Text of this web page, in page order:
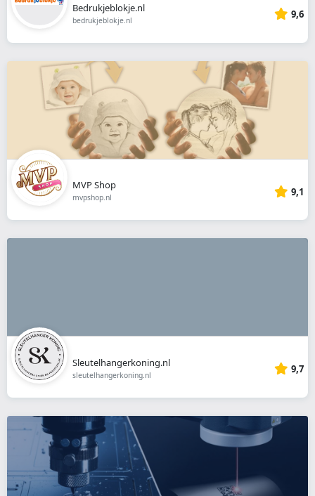
Bedrukjeblokje.nl
bedrukjeblokje.nl 9,6
MVP Shop
mvpshop.nl 9,1
Sleutelhangerkoning.nl
sleutelhangerkoning.nl 9,7